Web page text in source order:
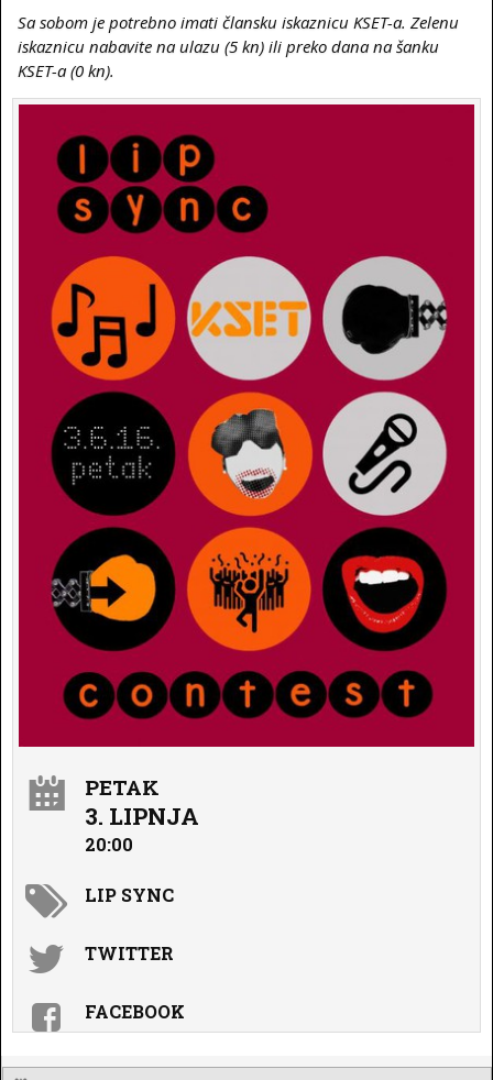
Sa sobom je potrebno imati člansku iskaznicu KSET-a. Zelenu
iskaznicu nabavite na ulazu (5 kn) ili preko dana na šanku
KSET-a (0 kn).
PETAK
3. LIPNJA
20:00
LIP SYNC
TWITTER
FACEBOOK